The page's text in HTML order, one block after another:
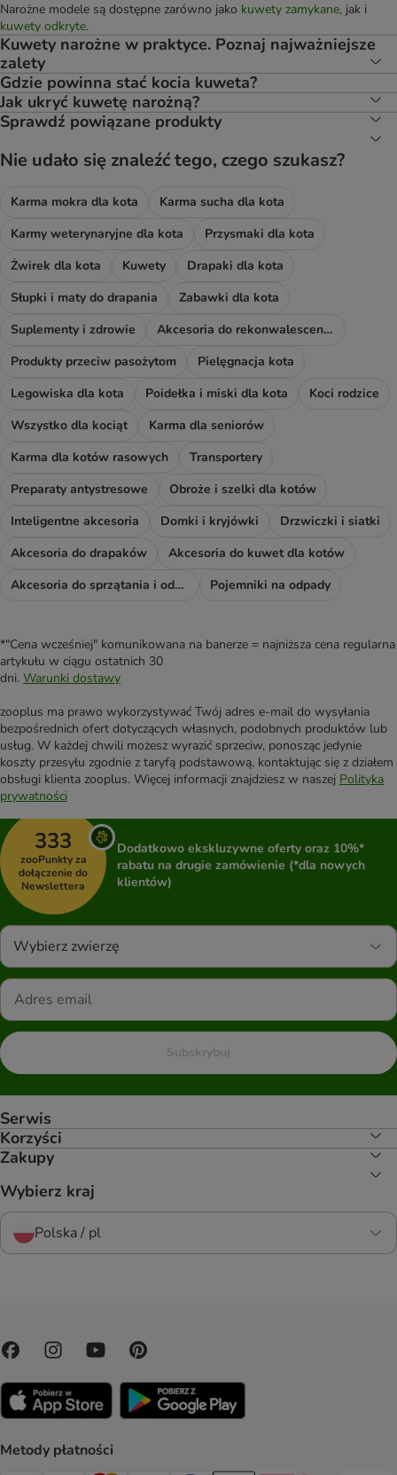
Narożne modele są dostępne zarówno jako kuwety zamykane, jak i
kuwety odkryte.
Kuwety narożne w praktyce. Poznaj najważniejsze
zalety
Gdzie powinna stać kocia kuweta?
Jak ukryć kuwetę narożną?
Sprawdź powiązane produkty
Nie udało się znaleźć tego, czego szukasz?
Karma mokra dla kota
Karma sucha dla kota
Karmy weterynaryjne dla kota
Przysmaki dla kota
Żwirek dla kota
Kuwety
Drapaki dla kota
Słupki i maty do drapania
Zabawki dla kota
Suplementy i zdrowie
Akcesoria do rekonwalescencji
Produkty przeciw pasożytom
Pielęgnacja kota
Legowiska dla kota
Poidełka i miski dla kota
Koci rodzice
Wszystko dla kociąt
Karma dla seniorów
Karma dla kotów rasowych
Transportery
Preparaty antystresowe
Obroże i szelki dla kotów
Inteligentne akcesoria
Domki i kryjówki
Drzwiczki i siatki
Akcesoria do drapaków
Akcesoria do kuwet dla kotów
Akcesoria do sprzątania i odświeżacze
Pojemniki na odpady
*"Cena wcześniej" komunikowana na banerze = najniższa cena regularna
artykułu w ciągu ostatnich 30
dni. Warunki dostawy
zooplus ma prawo wykorzystywać Twój adres e-mail do wysyłania
bezpośrednich ofert dotyczących własnych, podobnych produktów lub
usług. W każdej chwili możesz wyrazić sprzeciw, ponosząc jedynie
koszty przesyłu zgodnie z taryfą podstawową, kontaktując się z działem
obsługi klienta zooplus. Więcej informacji znajdziesz w naszej Polityka
prywatności
333
zooPunkty za
dołączenie do
Newslettera
Dodatkowo ekskluzywne oferty oraz 10%*
rabatu na drugie zamówienie (*dla nowych
klientów)
Wybierz zwierzę
Subskrybuj
Serwis
Korzyści
Zakupy
Wybierz kraj
Polska / pl
Metody płatności